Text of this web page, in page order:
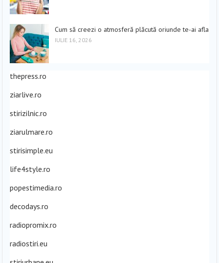
Cum să creezi o atmosferă plăcută oriunde te-ai afla
IULIE 16, 2026
thepress.ro
ziarlive.ro
stirizilnic.ro
ziarulmare.ro
stirisimple.eu
life4style.ro
popestimedia.ro
decodays.ro
radiopromix.ro
radiostiri.eu